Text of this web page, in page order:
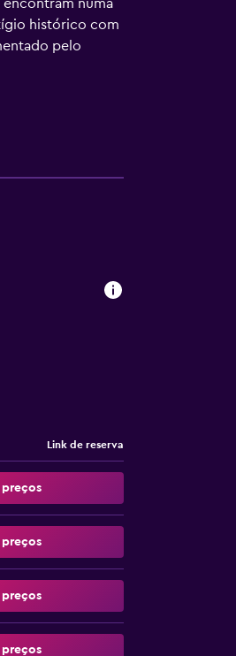
numa
histórico com
pelo
Link de reserva
preços
preços
preços
preços